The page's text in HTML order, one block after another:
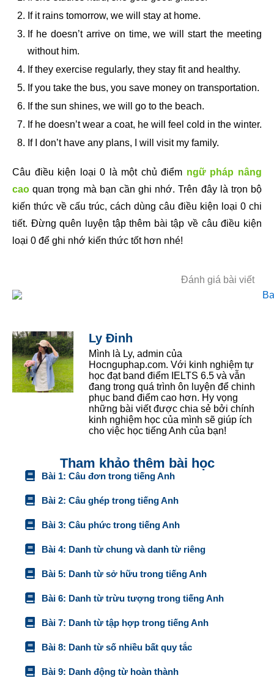
If it rains tomorrow, we will stay at home.
If he doesn’t arrive on time, we will start the meeting
without him.
If they exercise regularly, they stay fit and healthy.
If you take the bus, you save money on transportation.
If the sun shines, we will go to the beach.
If he doesn’t wear a coat, he will feel cold in the winter.
If I don’t have any plans, I will visit my family.
Câu điều kiện loại 0 là một chủ điểm ngữ pháp nâng
cao quan trọng mà bạn cần ghi nhớ. Trên đây là trọn bộ
kiến thức về cấu trúc, cách dùng câu điều kiện loại 0 chi
tiết. Đừng quên luyện tập thêm bài tập về câu điều kiện
loại 0 để ghi nhớ kiến thức tốt hơn nhé!
Đánh giá bài viết
Ly Đinh
Mình là Ly, admin của
Hocnguphap.com. Với kinh nghiệm tự
học đạt band điểm IELTS 6.5 và vẫn
đang trong quá trình ôn luyện để chinh
phục band điểm cao hơn. Hy vọng
những bài viết được chia sẻ bởi chính
kinh nghiệm học của mình sẽ giúp ích
cho việc học tiếng Anh của bạn!
Tham khảo thêm bài học
Bài 1: Câu đơn trong tiếng Anh
Bài 2: Câu ghép trong tiếng Anh
Bài 3: Câu phức trong tiếng Anh
Bài 4: Danh từ chung và danh từ riêng
Bài 5: Danh từ sở hữu trong tiếng Anh
Bài 6: Danh từ trừu tượng trong tiếng Anh
Bài 7: Danh từ tập hợp trong tiếng Anh
Bài 8: Danh từ số nhiều bất quy tắc
Bài 9: Danh động từ hoàn thành